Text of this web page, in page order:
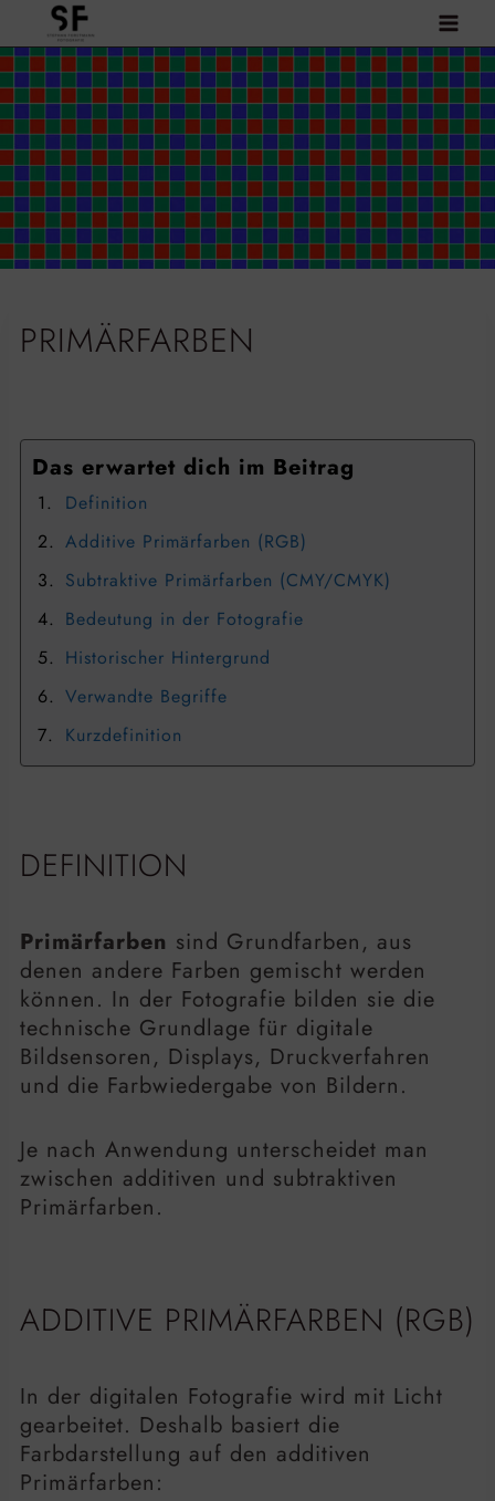
Inhalt
springen
PRIMÄRFARBEN
Das erwartet dich im Beitrag
Definition
Additive Primärfarben (RGB)
Subtraktive Primärfarben (CMY/CMYK)
Bedeutung in der Fotografie
Historischer Hintergrund
Verwandte Begriffe
Kurzdefinition
DEFINITION
Primärfarben sind Grundfarben, aus
denen andere Farben gemischt werden
können. In der Fotografie bilden sie die
technische Grundlage für digitale
Bildsensoren, Displays, Druckverfahren
und die Farbwiedergabe von Bildern.
Je nach Anwendung unterscheidet man
zwischen additiven und subtraktiven
Primärfarben.
ADDITIVE PRIMÄRFARBEN (RGB)
In der digitalen Fotografie wird mit Licht
gearbeitet. Deshalb basiert die
Farbdarstellung auf den additiven
Primärfarben: